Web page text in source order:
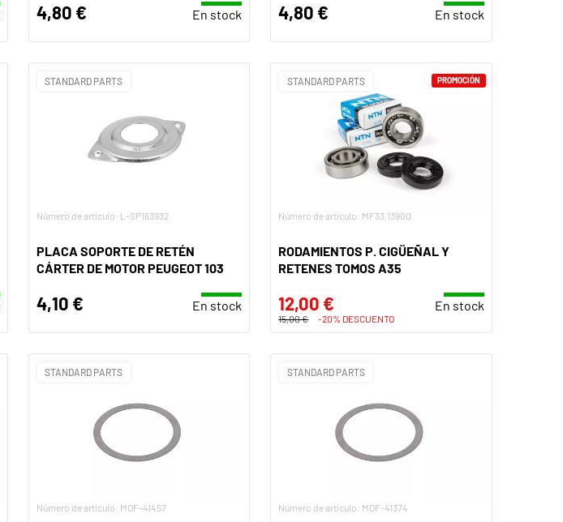
4,80 € En stock 4,80 € En stock
STANDARD PARTS
Número de artículo: L-SP163932
PLACA SOPORTE DE RETÉN
CÁRTER DE MOTOR PEUGEOT 103
4,10 € En stock
STANDARD PARTS
Número de artículo: MF33.13900
RODAMIENTOS P. CIGÜEÑAL Y
RETENES TOMOS A35
12,00 € En stock
15,00 € -20% DESCUENTO
PROMOCIÓN
STANDARD PARTS
Número de artículo: MOF-41457
STANDARD PARTS
Número de artículo: MOF-41374